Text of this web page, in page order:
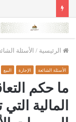
الرئيسية / الأسئلة
الأسئلة الشائعة الإجارة البيع
ما حكم
المالية